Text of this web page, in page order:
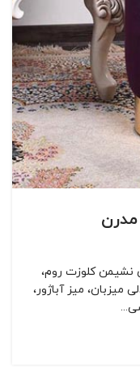
نشیمن کلوزت روم،
میزبان، میز آباژور،